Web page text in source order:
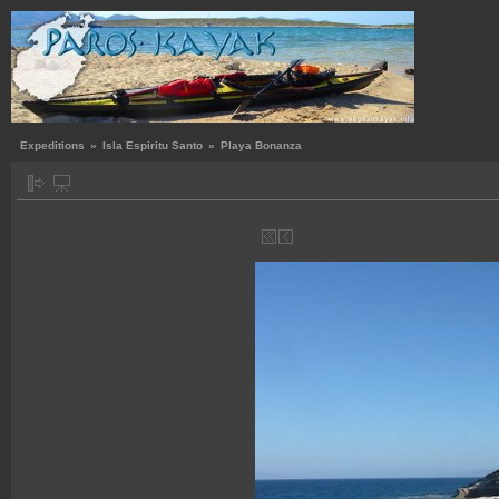
Expeditions » Isla Espiritu Santo » Playa Bonanza